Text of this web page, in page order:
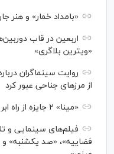
«بامداد خمار» و هنر
اربعین در قاب
«ویترین بلاگری»
روایت سینماگران
از مرزهای جناحی عبور کرد
«مینا» ۲ جایزه از راه ابریشم گرفت
فیلم‌های سینمایی و
فضاییه»، «صد یکشنبه» و